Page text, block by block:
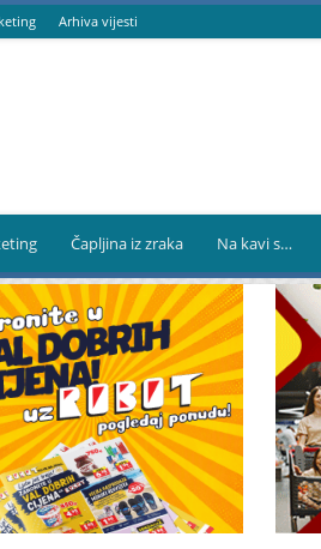
Arhiva vijesti
Čapljina iz zraka Na kavi s…